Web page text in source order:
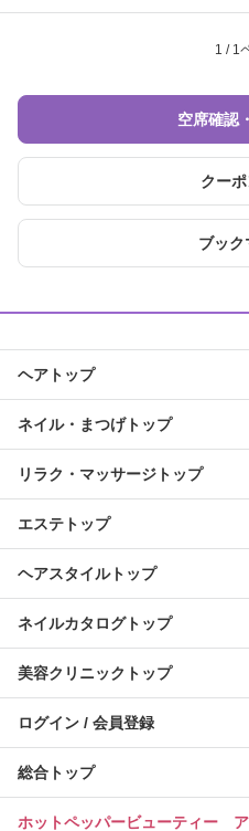
1 / 1
空席確認
クー
ブック
ヘアトップ
ネイル・まつげトップ
リラク・マッサージトップ
エステトップ
ヘアスタイルトップ
ネイルカタログトップ
美容クリニックトップ
ログイン / 会員登録
総合トップ
ホットペッパービューティー ア